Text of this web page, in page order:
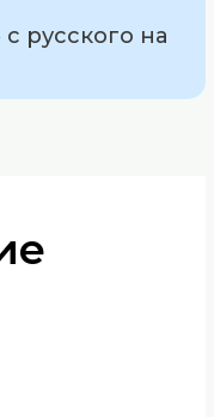
русского на